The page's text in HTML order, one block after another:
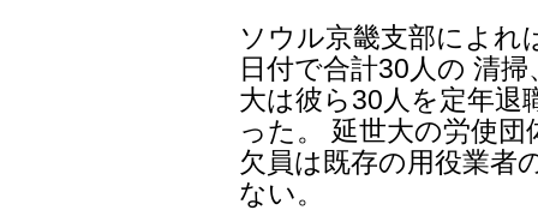
ソウル京畿支部によれ
日付で合計30人の 清
大は彼ら30人を定年退
った。 延世大の労使
欠員は既存の用役業者
ない。